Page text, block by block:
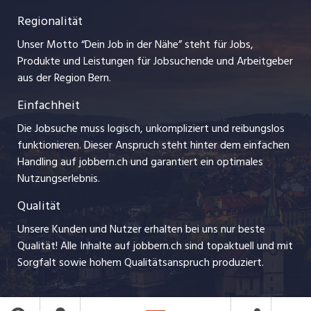
Ferienjobs
Management / Kader-Jobs
Arbeitgeber
Jobline
Impressum
Stellenmeldepflicht
myjob.ch
jobzüri.ch
ajourjob.ch
baernerbaer.ch
chmedia.ch
Regionalität
Unser Motto “Dein Job in der Nähe” steht für Jobs,
Produkte und Leistungen für Jobsuchende und Arbeitgeber
aus der Region Bern.
Einfachheit
Die Jobsuche muss logisch, unkompliziert und reibungslos
funktionieren. Dieser Anspruch steht hinter dem einfachen
Handling auf jobbern.ch und garantiert ein optimales
Nutzungserlebnis.
Qualität
Unsere Kunden und Nutzer erhalten bei uns nur beste
Qualität! Alle Inhalte auf jobbern.ch sind topaktuell und mit
Sorgfalt sowie hohem Qualitätsanspruch produziert.